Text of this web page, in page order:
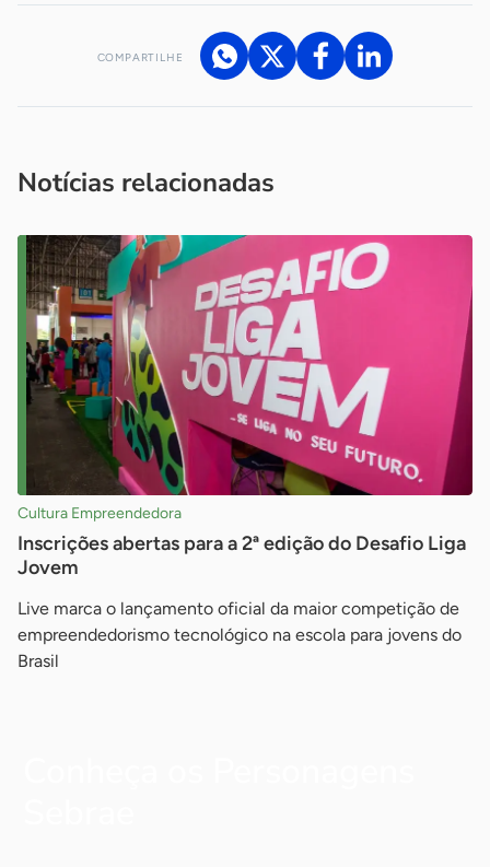
COMPARTILHE
Notícias relacionadas
Cultura Empreendedora
Inscrições abertas para a 2ª edição do Desafio Liga
Jovem
Live marca o lançamento oficial da maior competição de
empreendedorismo tecnológico na escola para jovens do
Brasil